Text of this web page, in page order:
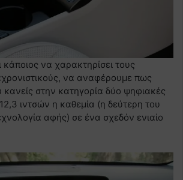
κάποιος να χαρακτηρίσει τους
να αναφέρουμε πως
στην κατηγορία δύο ψηφιακές
ιντσών η καθεμία (η δεύτερη του
αφής) σε ένα σχεδόν ενιαίο